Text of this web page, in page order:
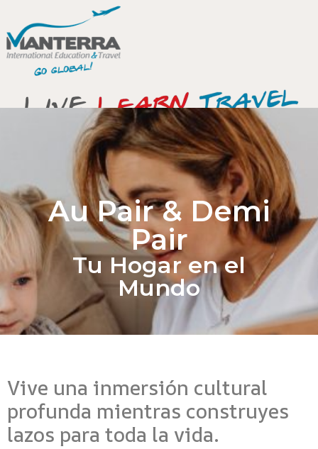
Au Pair & Demi
Pair
Tu Hogar en el
Mundo
Vive una inmersión cultural
profunda mientras construyes
lazos para toda la vida.